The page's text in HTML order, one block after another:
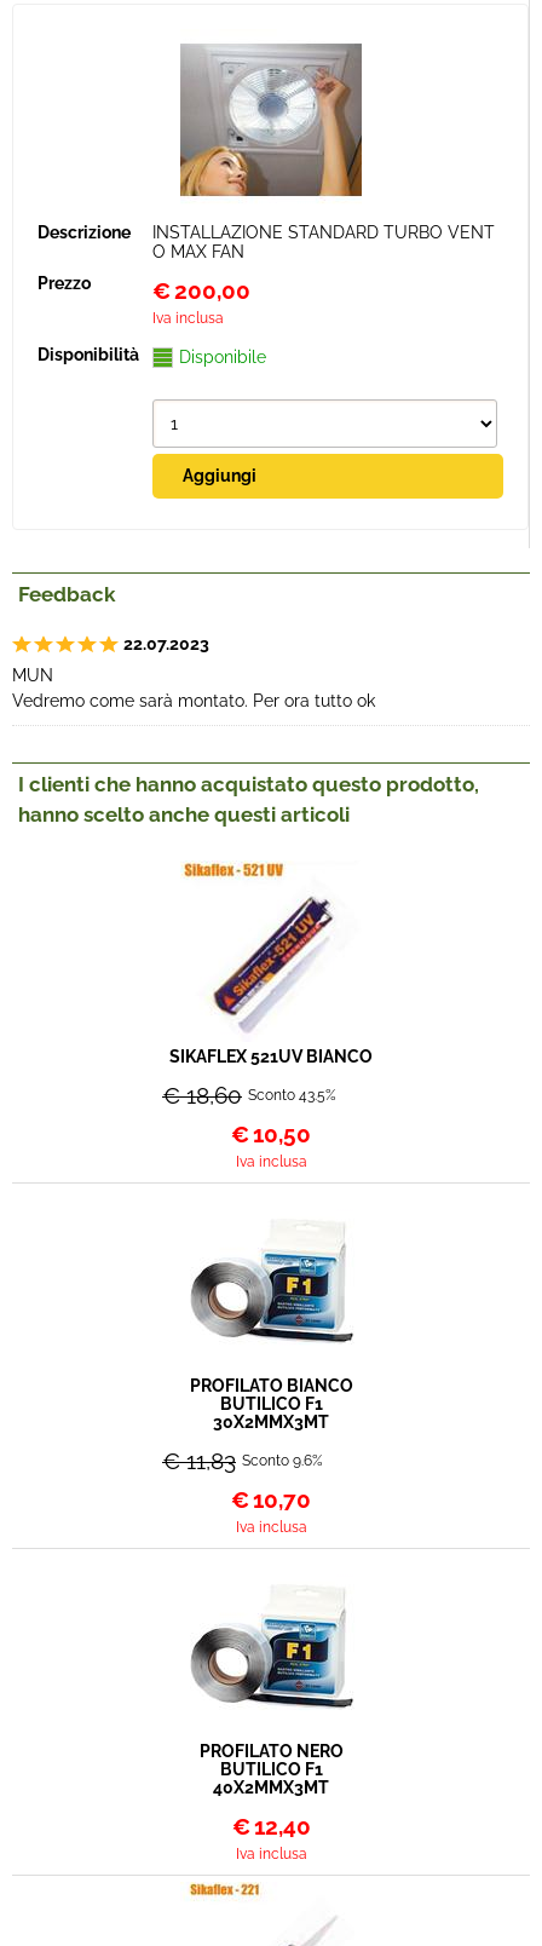
INSTALLAZIONE STANDARD TURBO VENT
O MAX FAN
€200,00
Iva inclusa
Disponibile
Feedback
22.07.2023
MUN
Vedremo come sarà montato. Per ora tutto ok
I clienti che hanno acquistato questo prodotto,
hanno scelto anche questi articoli
SIKAFLEX 521UV BIANCO
€ 18,60 Sconto 43.5%
€10,50
Iva inclusa
PROFILATO BIANCO
BUTILICO F1
30X2MMX3MT
€ 11,83 Sconto 9.6%
€10,70
Iva inclusa
PROFILATO NERO
BUTILICO F1
40X2MMX3MT
€12,40
Iva inclusa